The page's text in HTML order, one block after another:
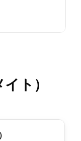
ト）